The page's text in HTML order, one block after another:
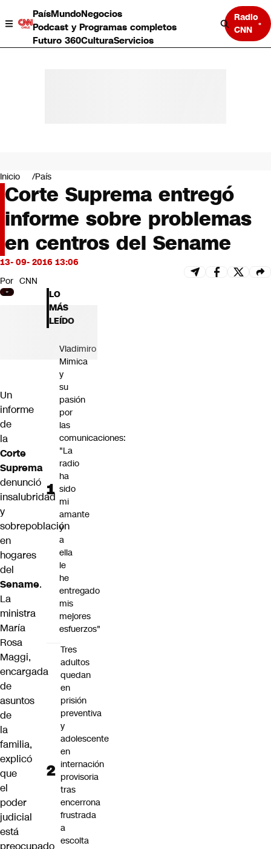
PaísMundoNegocios
Podcast y Programas completos
Futuro 360CulturaServicios
Radio
CNN
Negocios
Deportes
Programas completos
Cultura
Servicios
Bits
CNN tiempo
Futuro 360
Opinión
Inicio País
Corte Suprema entregó
informe sobre problemas
en centros del Sename
13- 09- 2016 13:06
Por CNN
Un
informe
de
la
Corte
Suprema
denunció
insalubridad
y
sobrepoblación
en
hogares
del
Sename.
La
ministra
María
Rosa
Maggi,
encargada
de
asuntos
de
la
familia,
explicó
que
el
poder
judicial
está
preocupado
LO
MÁS
LEÍDO
Vladimiro
Mimica
y
su
pasión
por
las
comunicaciones:
"La
radio
ha
sido
mi
amante
y
a
ella
le
he
entregado
mis
mejores
esfuerzos"
Tres
adultos
quedan
en
prisión
preventiva
y
adolescente
en
internación
provisoria
tras
encerrona
frustrada
a
escolta